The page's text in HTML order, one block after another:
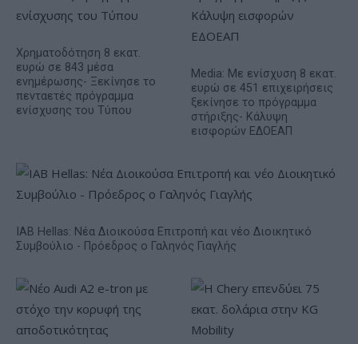
Χρηματοδότηση 8 εκατ.
ευρώ σε 843 μέσα
ενημέρωσης- Ξεκίνησε το
πενταετές πρόγραμμα
ενίσχυσης του Τύπου
Media: Με ενίσχυση 8 εκατ.
ευρώ σε 451 επιχειρήσεις
ξεκίνησε το πρόγραμμα
στήριξης- Κάλυψη
εισφορών ΕΔΟΕΑΠ
IAB Hellas: Νέα Διοικούσα Επιτροπή και νέο Διοικητικό
Συμβούλιο - Πρόεδρος ο Γαληνός Γιαγλής